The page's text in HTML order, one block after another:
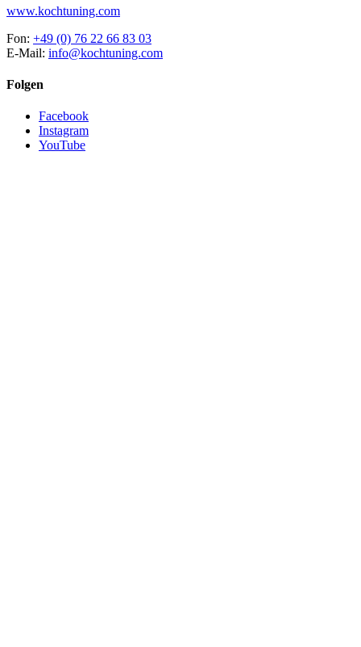
www.kochtuning.com
Fon: +49 (0) 76 22 66 83 03
E-Mail: info@kochtuning.com
Folgen
Facebook
Instagram
YouTube